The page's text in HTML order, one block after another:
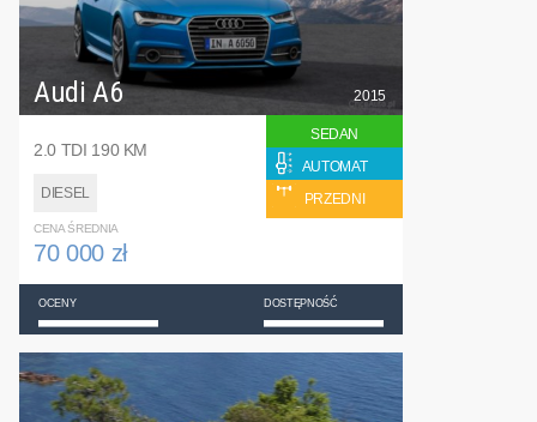
Audi A6
2.0 TDI 190 KM
DIESEL
2015
SEDAN
AUTOMAT
PRZEDNI
CENA ŚREDNIA
70 000 zł
OCENY DOSTĘPNOŚĆ